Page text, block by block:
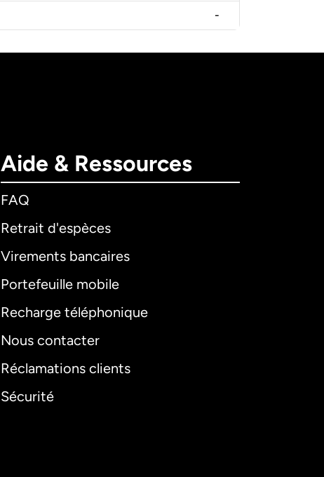
-
Aide & Ressources
FAQ
Retrait d'espèces
Virements bancaires
Portefeuille mobile
Recharge téléphonique
Nous contacter
Réclamations clients
Sécurité